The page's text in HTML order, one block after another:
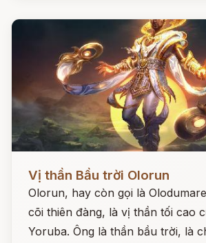
Đọc ngay
Vị thần Bầu trời Olorun
Olorun, hay còn gọi là
cõi thiên đàng, là vị thần tối cao
Yoruba. Ông là thần bầu trời, là